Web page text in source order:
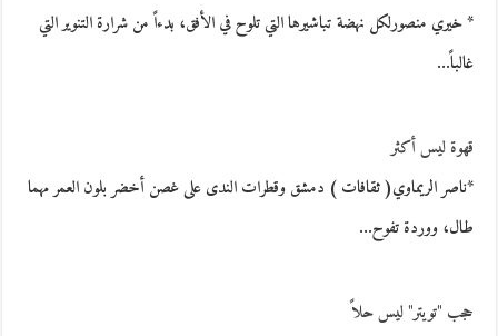
* خيري منصورلكل نهضة تباشيرها التي تلوح في الأفق، بدءاً من شرارة التنوير التي
غالباً…
قهوة ليس أكثر
*ناصر الريماوي( ثقافات ) دمشق وقطرات الندى على غصن أخضر بلون العمر مهما
طال، ووردة تفوح…
حجب "تويتر" ليس حلاً